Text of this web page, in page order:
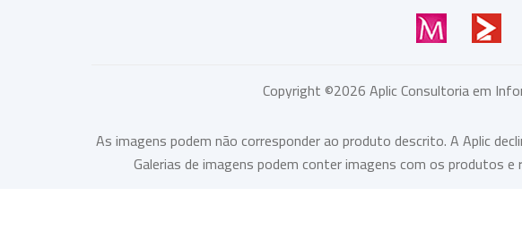
Copyright ©2026Aplic Consultoria em
As imagens podem não corresponder ao produto descrito. A Aplic
Galerias de imagens podem conter imagens com os produtos